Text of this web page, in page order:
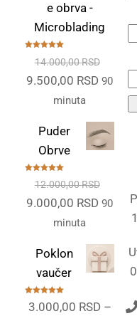
e obrva -
Microblading
sa5.00od
14.000,00RSD
Originalna
bila:
14.000,00 RSD.
9.500,00 RSD 90
minuta
Puder
Obrve
sa5.00od
12.000,00RSD
Originalna
bila:
12.000,00 RSD.
9.000,00 RSD
je:
90
minuta
Poklon
vaučer
sa5.00od
3.000,00 RSD –